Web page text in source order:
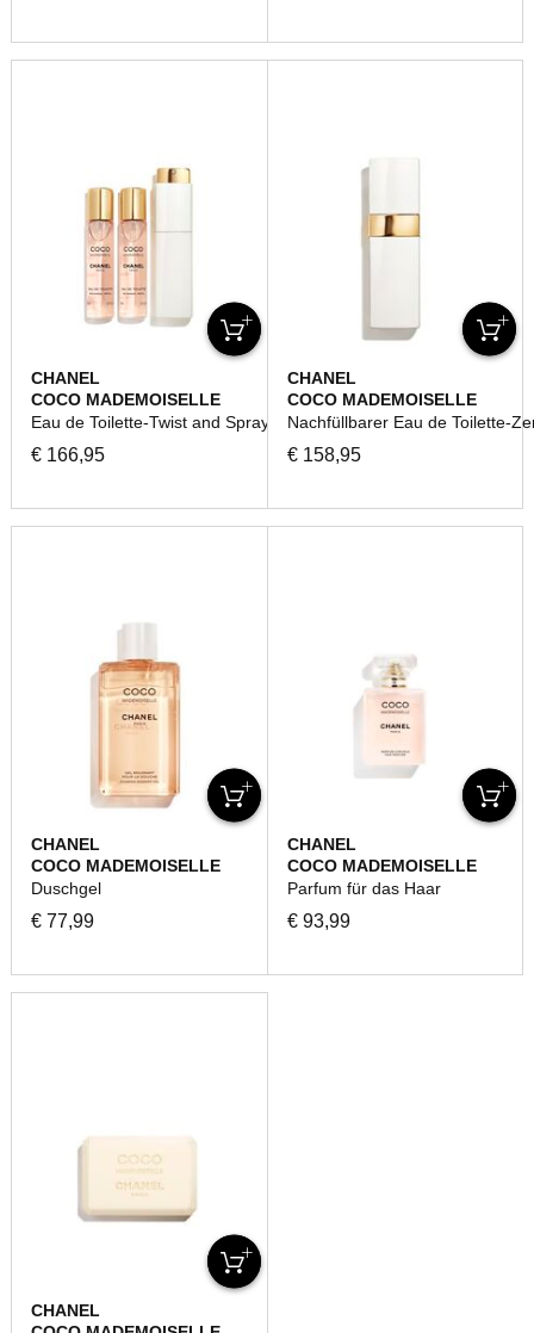
CHANEL
COCO MADEMOISELLE
Eau de Toilette-Twist and Spray
€ 166,95
CHANEL
COCO MADEMOISELLE
Nachfüllbarer Eau de Toilette-
€ 158,95
CHANEL
COCO MADEMOISELLE
Duschgel
€ 77,99
CHANEL
COCO MADEMOISELLE
Parfum für das Haar
€ 93,99
CHANEL